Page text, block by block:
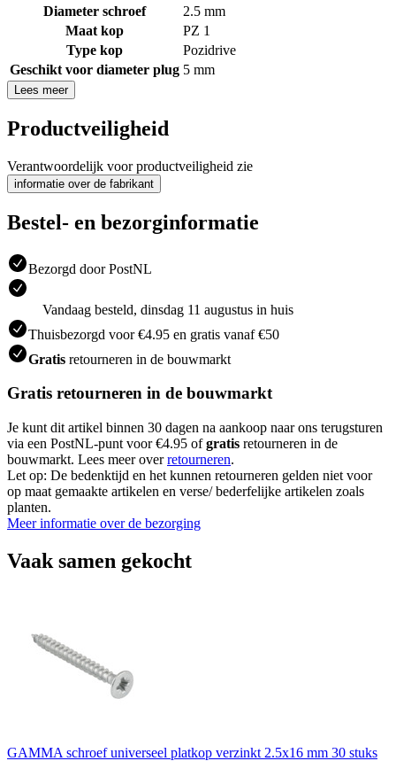
Diameter schroef
2.5 mm
Maat kop
PZ 1
Type kop
Pozidrive
Geschikt voor diameter plug 5 mm
Lees meer
Productveiligheid
Verantwoordelijk voor productveiligheid zie
informatie over de fabrikant
Bestel- en bezorginformatie
Bezorgd door PostNL
Vandaag besteld, dinsdag 11 augustus in huis
Thuisbezorgd voor €4.95 en gratis vanaf €50
Gratis retourneren in de bouwmarkt
Gratis retourneren in de bouwmarkt
Je kunt dit artikel binnen 30 dagen na aankoop naar ons terugsturen
via een PostNL-punt voor €4.95 ofgratis retourneren in de
bouwmarkt. Lees meer overretourneren.
Let op: De bedenktijd en het kunnen retourneren gelden niet voor
op maat gemaakte artikelen en verse/ bederfelijke artikelen zoals
planten.
Meer informatie over de bezorging
Vaak samen gekocht
GAMMA schroef universeel platkop verzinkt 2.5x16 mm 30 stuks